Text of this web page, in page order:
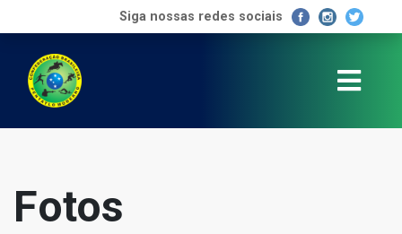
Siga nossas redes sociais
Fotos